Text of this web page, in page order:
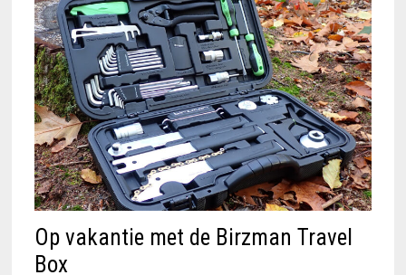
Op vakantie met de Birzman Travel
Box